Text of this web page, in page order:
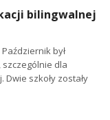
bilingwalnej
był
dla
szkoły zostały